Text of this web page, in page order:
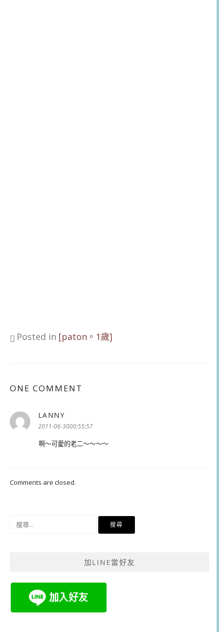
Posted in [paton。1歲]
ONE COMMENT
LANNY
示:
2011-06-3000:55:57
啊～可愛的老二～～～～
Comments are closed.
加LINE當好友